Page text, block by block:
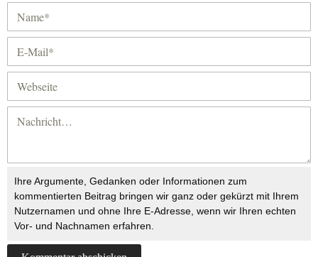
Ihre Argumente, Gedanken oder Informationen zum
kommentierten Beitrag bringen wir ganz oder gekürzt mit Ihrem
Nutzernamen und ohne Ihre E-Adresse, wenn wir Ihren echten
Vor- und Nachnamen erfahren.